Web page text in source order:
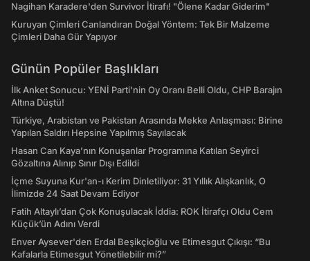
Nagihan Karadere'den Survivor İtirafı! "Ölene Kadar Giderim"
Kuruyan Çimleri Canlandıran Doğal Yöntem: Tek Bir Malzeme
Çimleri Daha Gür Yapıyor
Günün Popüler Başlıkları
İlk Anket Sonucu: YENİ Parti'nin Oy Oranı Belli Oldu, CHP Barajın
Altına Düştü!
Türkiye, Arabistan ve Pakistan Arasında Mekke Anlaşması: Birine
Yapılan Saldırı Hepsine Yapılmış Sayılacak
Hasan Can Kaya’nın Konuşanlar Programına Katılan Seyirci
Gözaltına Alınıp Sınır Dışı Edildi
İçme Suyuna Kur'an-ı Kerim Dinletiliyor: 31 Yıllık Alışkanlık, O
İlimizde 24 Saat Devam Ediyor
Fatih Altaylı’dan Çok Konuşulacak İddia: ROK İtirafçı Oldu Cem
Küçük’ün Adını Verdi
Enver Aysever'den Erdal Beşikçioğlu ve Etimesgut Çıkışı: “Bu
Kafalarla Etimesgut Yönetilebilir mi?”